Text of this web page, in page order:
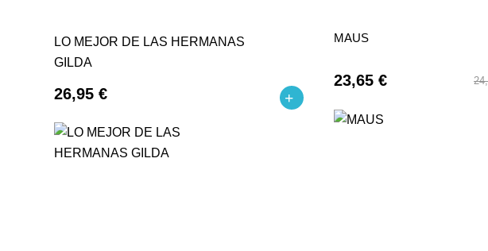
LO MEJOR DE LAS HERMANAS
GILDA
26,95 €
MAUS
23,65 €